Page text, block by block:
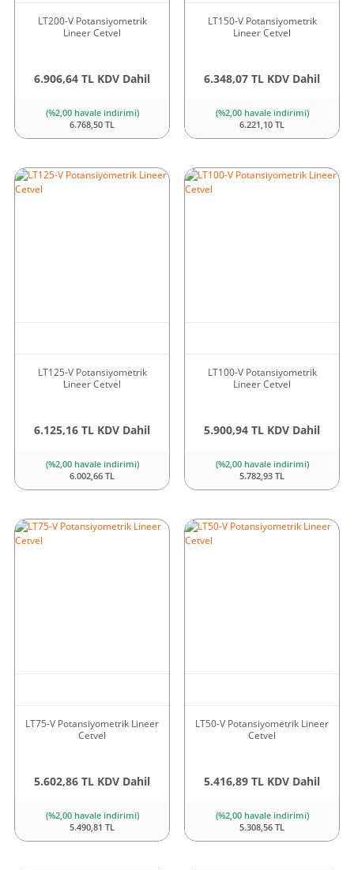
LT200-V Potansiyometrik
Lineer Cetvel
6.906,64 TL KDV Dahil
(%2,00 havale indirimi)
6.768,50 TL
LT150-V Potansiyometrik
Lineer Cetvel
6.348,07 TL KDV Dahil
(%2,00 havale indirimi)
6.221,10 TL
LT125-V Potansiyometrik
Lineer Cetvel
6.125,16 TL KDV Dahil
(%2,00 havale indirimi)
6.002,66 TL
LT100-V Potansiyometrik
Lineer Cetvel
5.900,94 TL KDV Dahil
(%2,00 havale indirimi)
5.782,93 TL
LT75-V Potansiyometrik Lineer
Cetvel
5.602,86 TL KDV Dahil
(%2,00 havale indirimi)
5.490,81 TL
LT50-V Potansiyometrik Lineer
Cetvel
5.416,89 TL KDV Dahil
(%2,00 havale indirimi)
5.308,56 TL